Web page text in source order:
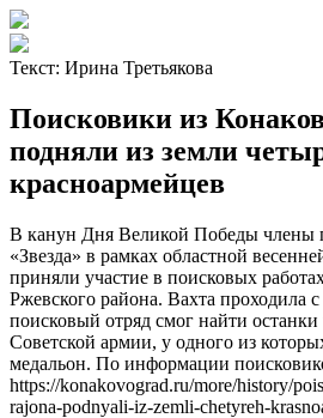
Текст: Ирина Третьякова
Поисковики из
подняли из земли
красноармейцев
В канун Дня Великой Победы члены
«Звезда» в рамках областной
приняли участие в поисковых
Ржевского района. Вахта проходила
поисковый отряд смог найти останки
Советской армии, у одного из
медальон. По информации
https://konakovograd.ru/more/history/
rajona-podnyali-iz-zemli-chetyreh-